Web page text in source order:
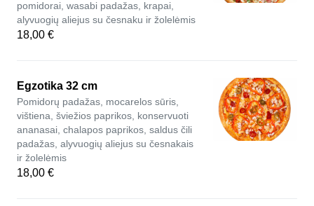
pomidorai, wasabi padažas, krapai,
alyvuogių aliejus su česnaku ir žolelėmis
18,00 €
Egzotika 32 cm
Pomidorų padažas, mocarelos sūris,
vištiena, šviežios paprikos, konservuoti
ananasai, chalapos paprikos, saldus čili
padažas, alyvuogių aliejus su česnakais
ir žolelėmis
18,00 €